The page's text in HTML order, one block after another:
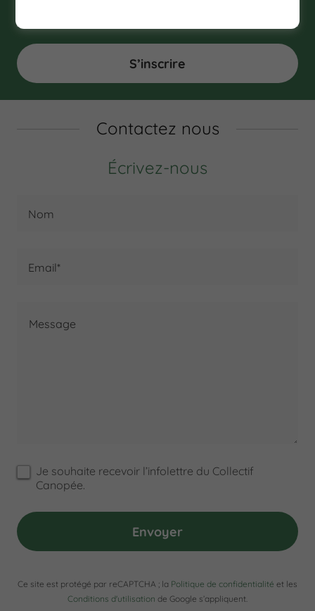
S’inscrire
Contactez nous
Écrivez-nous
Nom
Email*
Je souhaite recevoir l’infolettre du Collectif
Canopée.
Envoyer
Ce site est protégé par reCAPTCHA ; la Politique de confidentialité et les
Conditions d'utilisation de Google s’appliquent.